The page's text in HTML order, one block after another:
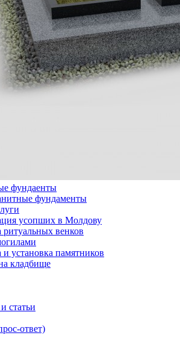
фундаенты
фундаменты
усопших в Молдову
ритуальных венков
и установка памятников
кладбище
статьи
ответ)